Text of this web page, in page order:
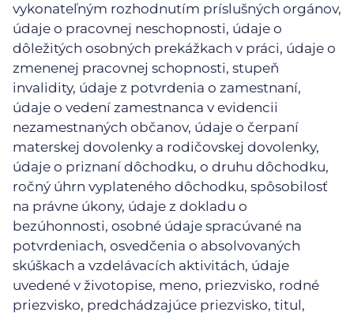
vykonateľným rozhodnutím príslušných orgánov,
údaje o pracovnej neschopnosti, údaje o
dôležitých osobných prekážkach v práci, údaje o
zmenenej pracovnej schopnosti, stupeň
invalidity, údaje z potvrdenia o zamestnaní,
údaje o vedení zamestnanca v evidencii
nezamestnaných občanov, údaje o čerpaní
materskej dovolenky a rodičovskej dovolenky,
údaje o priznaní dôchodku, o druhu dôchodku,
ročný úhrn vyplateného dôchodku, spôsobilosť
na právne úkony, údaje z dokladu o
bezúhonnosti, osobné údaje spracúvané na
potvrdeniach, osvedčenia o absolvovaných
skúškach a vzdelávacích aktivitách, údaje
uvedené v životopise, meno, priezvisko, rodné
priezvisko, predchádzajúce priezvisko, titul,